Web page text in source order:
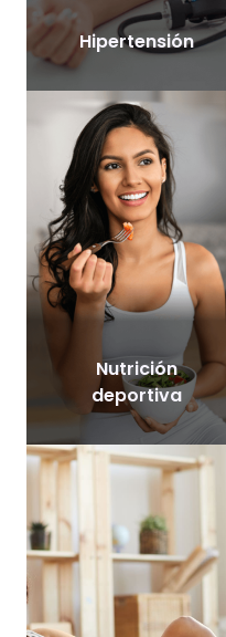
Hipertensión
Nutrición
deportiva